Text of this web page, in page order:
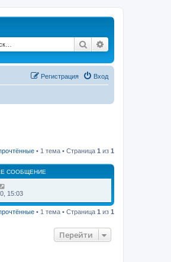
Поиск
Вход
Регистрация
• 1 тема • Страница 1 из 1
СООБЩЕНИЕ
15:03
• 1 тема • Страница 1 из 1
Перейти